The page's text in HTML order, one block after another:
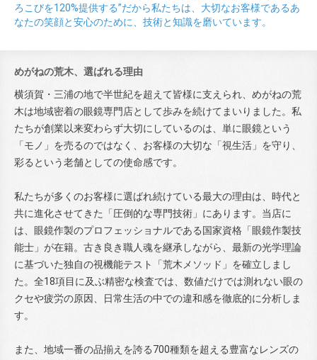
ろこびを120%提供する”だから私たちは、大切なお客様であるあ
なたの笑顔と安心のために、技術と知識を磨いています。
めがねの荒木、選ばれる理由
横須賀・三浦の地で半世紀を超えて皆様に支えられ、めがねの荒
木は地域密着の眼鏡専門店として歩みを続けてまいりました。私
たちが創業以来変わらず大切にしているのは、単に眼鏡という
「モノ」を売るのではなく、お客様の大切な「視生活」を守り、
彩るという老舗としての使命感です。
私たちが多くのお客様に選ばれ続けている最大の理由は、時代と
共に進化させてきた「圧倒的な専門技術」にあります。当店に
は、眼鏡作製のプロフェッショナルである国家資格「眼鏡作製技
能士」が在籍。古き良き職人魂を継承しながら、最新の光学理論
に基づいた独自の視機能テスト「荒木メソッド」を確立しまし
た。全18項目に及ぶ精密な検査では、数値だけでは測れない眼の
クセや疲労の原因、日常生活の中での違和感を徹底的に分析しま
す。
また、地域一番の品揃えを誇る700種類を超える豊富なレンズの